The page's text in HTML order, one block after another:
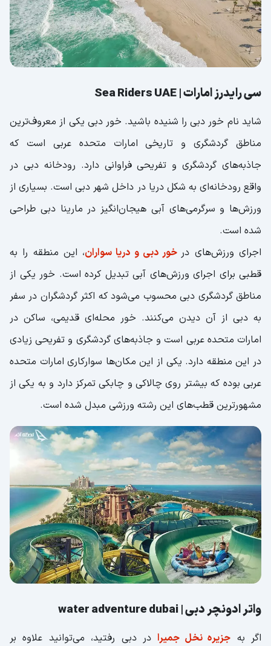
سی رایدرز امارات | Sea Riders UAE
شاید نام خور دبی را شنیده باشید. خور دبی یکی از معروف‌ترین
مناطق گردشگری و تاریخی امارات متحده عربی است که
جاذبه‌های گردشگری و تفریحی فراوانی دارد. رودخانه دبی در
واقع رودخانه‌ای به شکل دریا در داخل شهر دبی است. بسیاری از
ورزش‌ها و سرگرمی‌های آبی هیجان‌انگیز در مارینا دبی طراحی
شده است.
اجرای ورزش‌های در خور دبی و دریا سواران، این منطقه را به
قطبی برای اجرای ورزش‌های آبی تبدیل کرده است. خور یکی از
مناطق گردشگری دبی محسوب می‌شود که اکثر گردشگران در سفر
به دبی از آن دیدن می‌کنند. خور محله‌ای قدیمی، ساکن در
امارات متحده عربی است و جاذبه‌های گردشگری و تفریحی زیادی
در این منطقه دارد. یکی از این مکان‌ها سوارکاری امارات متحده
عربی بوده که بیشتر روی چالاکی و چابکی تمرکز دارد و به یکی از
مشهور‌ترین قطب‌های این رشته ورزشی مبدل شده است.
واتر ادونچر دبی | water adventure dubai
اگر به جزیره نخل جمیرادر دبی رفتید، می‌توانید علاوه بر